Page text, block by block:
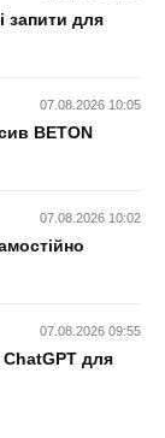
запити для
07.08.2026 10:05
BETON
07.08.2026 10:02
07.08.2026 09:55
ChatGPT для